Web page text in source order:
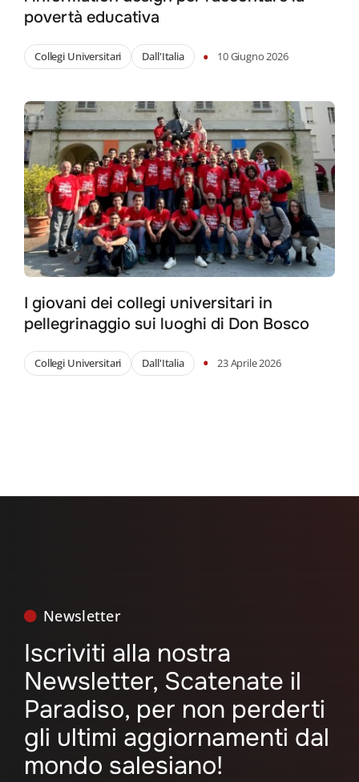
povertà educativa
Collegi Universitari Dall'Italia • 10 Giugno 2026
I giovani dei collegi universitari in
pellegrinaggio sui luoghi di Don Bosco
Collegi Universitari Dall'Italia • 23 Aprile 2026
Newsletter
Iscriviti alla nostra
Newsletter, Scatenate il
Paradiso, per non perderti
gli ultimi aggiornamenti dal
mondo salesiano!